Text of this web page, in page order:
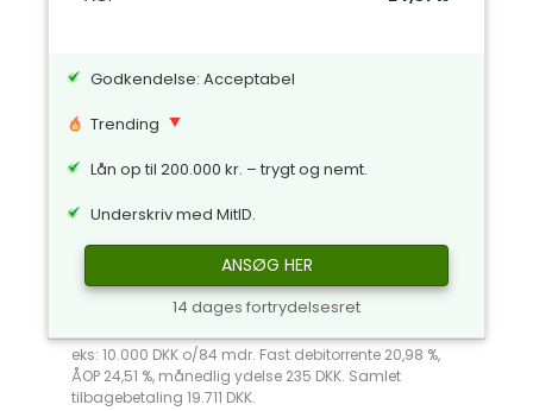
Godkendelse: Acceptabel
Trending
Lån op til 200.000 kr. – trygt og nemt.
Underskriv med MitID.
ANSØG HER
14 dages fortrydelsesret
eks: 10.000 DKK o/84 mdr. Fast debitorrente 20,98 %,
ÅOP 24,51 %, månedlig ydelse 235 DKK. Samlet
tilbagebetaling 19.711 DKK.